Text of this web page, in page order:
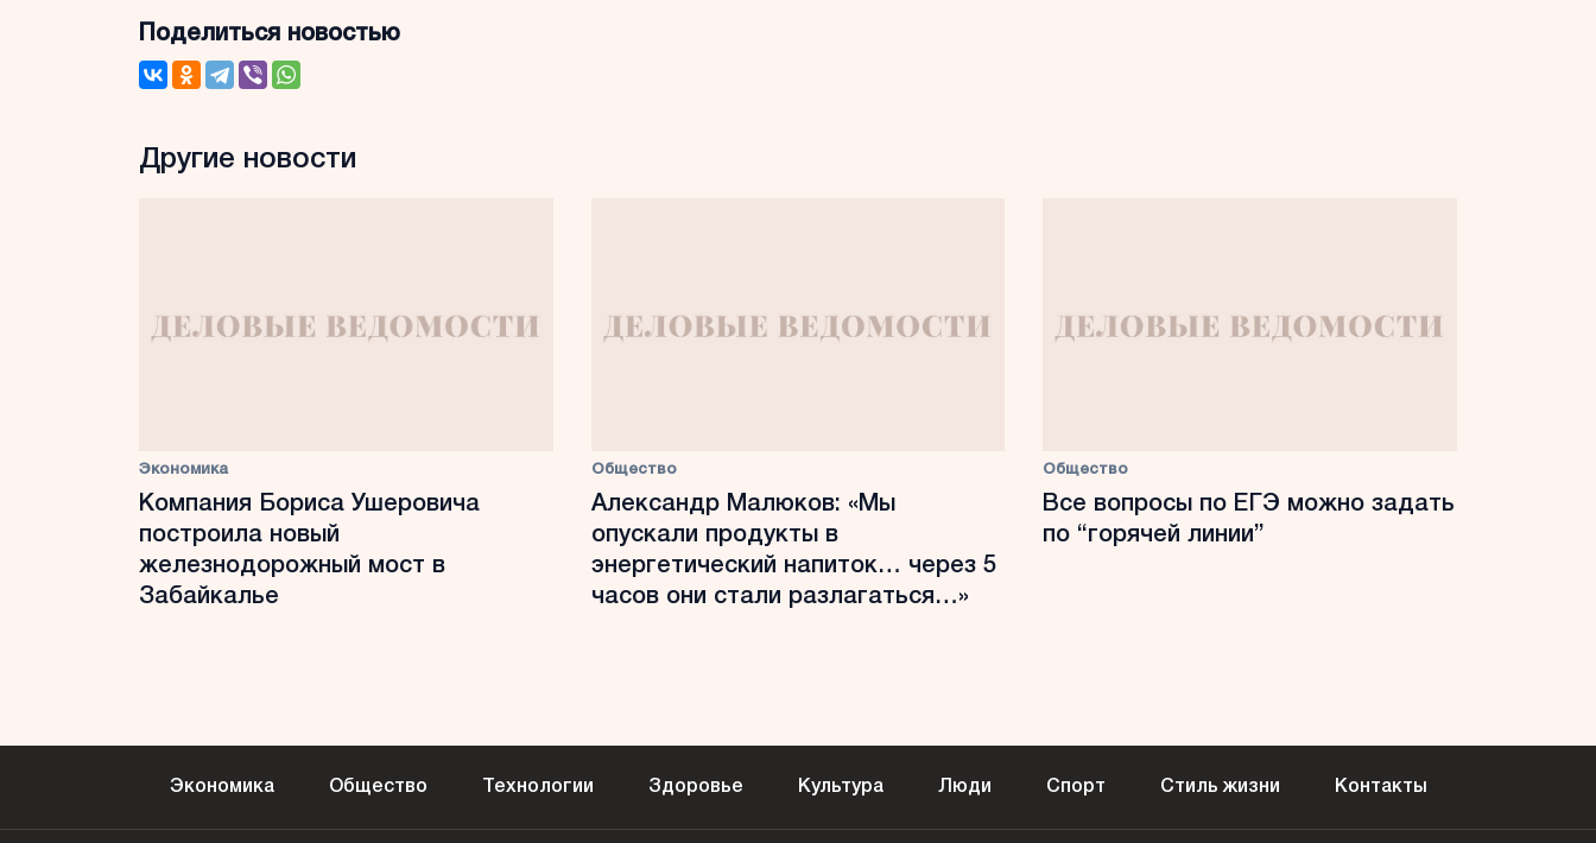
Поделиться новостью
Другие новости
Экономика
Компания Бориса Ушеровича
построила новый
железнодорожный мост в
Забайкалье
Общество
Александр Малюков: «Мы
опускали продукты в
энергетический напиток… через 5
часов они стали разлагаться…»
Общество
Все вопросы по ЕГЭ можно задать
по “горячей линии”
Экономика Общество Технологии Здоровье Культура Люди Спорт Стиль жизни Контакты